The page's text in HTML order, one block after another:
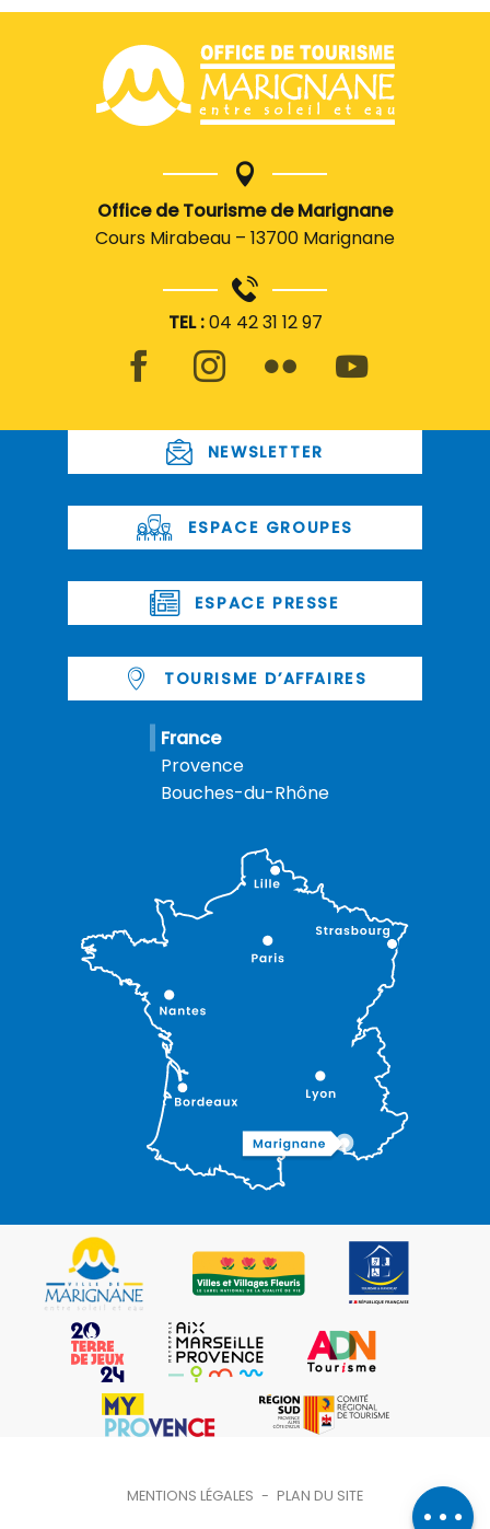
par email
Office de Tourisme de Marignane
Cours Mirabeau – 13700 Marignane
TEL :04 42 31 12 97
NEWSLETTER
ESPACE GROUPES
ESPACE PRESSE
TOURISME D’AFFAIRES
France
Provence
Bouches-du-Rhône
MENTIONS LÉGALES - PLAN DU SITE